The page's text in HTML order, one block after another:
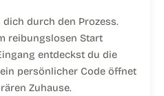
durch den Prozess.
reibungslosen Start
entdeckst du die
persönlicher Code öffnet
Zuhause.